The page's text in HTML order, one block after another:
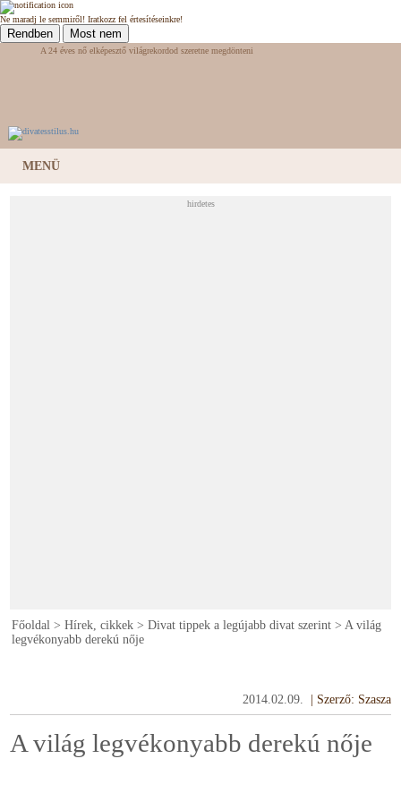
Ne maradj le semmiről! Iratkozz fel értesítéseinkre!
Rendben Most nem
A 24 éves nő elképesztő világrekordod szeretne megdönteni
MENÜ
hirdetes
Főoldal >Hírek, cikkek >Divat tippek a legújabb divat szerint >A világ
legvékonyabb derekú nője
2014.02.09. Szerző: Szasza
A világ legvékonyabb derekú nője